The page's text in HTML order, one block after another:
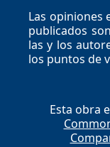
Las opiniones
publicados
las y los
los puntos de
Esta obra